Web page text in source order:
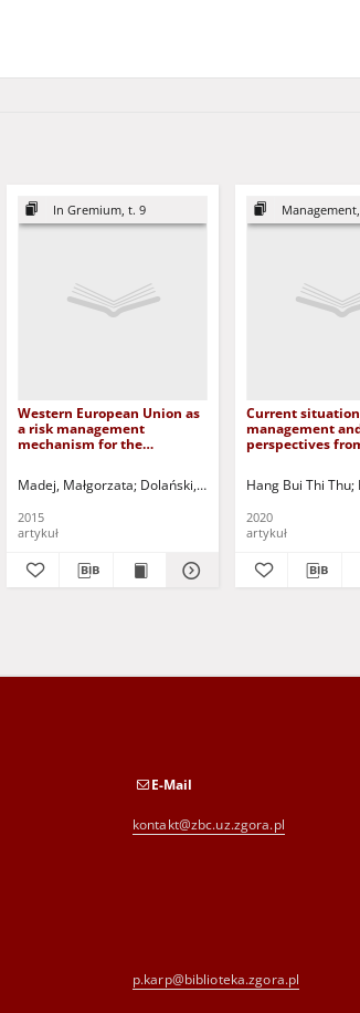
Preston, Peter- red. jęz. Zmyślony, Roman - red. statyst.
Huy Dinh Tran Ngoc Stankiewicz, Janina - red. nacz.
In Gremium, t. 9
Western European Union as
a risk management
mechanism for the
Zachodnioeuropejska jako
ryzykiem w Europie
Madej, Małgorzata Dolański, Dariusz (1966 - ) - red.
2015
artykuł
Management,
Current
management
perspectives
Hang Bui Thi Thu
2020
artykuł
E-Mail
kontakt@zbc.uz.zgora.pl
p.karp@biblioteka.zgora.pl